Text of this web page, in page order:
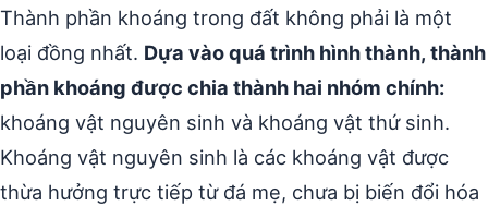
Thành phần khoáng trong đất không phải là một
loại đồng nhất. Dựa vào quá trình hình thành, thành
phần khoáng được chia thành hai nhóm chính:
khoáng vật nguyên sinh và khoáng vật thứ sinh.
Khoáng vật nguyên sinh là các khoáng vật được
thừa hưởng trực tiếp từ đá mẹ, chưa bị biến đổi hóa